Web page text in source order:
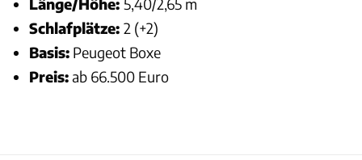
Schlafplätze: 2 (+2)
Basis: Peugeot Boxe
Preis:ab 66.500 Euro